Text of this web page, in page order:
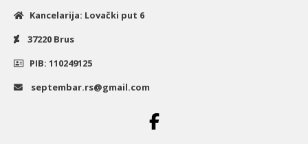
Kancelarija: Lovački put 6
37220 Brus
PIB: 110249125
septembar.rs@gmail.com